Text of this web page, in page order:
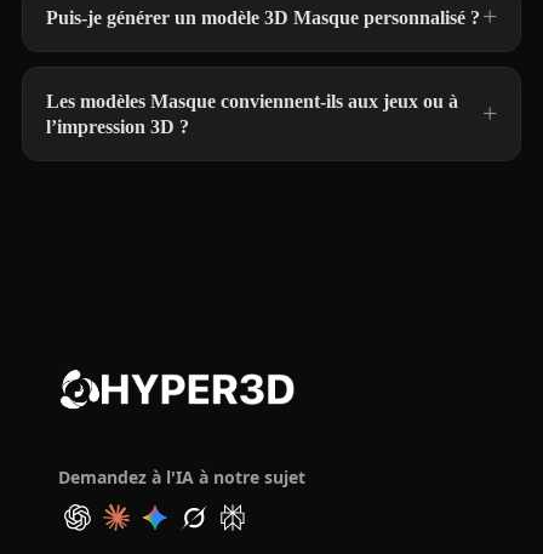
Puis-je générer un modèle 3D Masque personnalisé ?
Les modèles Masque conviennent-ils aux jeux ou à
l’impression 3D ?
Demandez à l'IA à notre sujet